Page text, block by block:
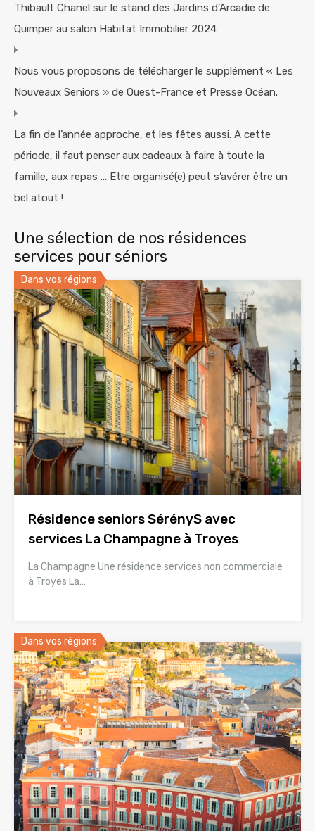
Thibault Chanel sur le stand des Jardins d’Arcadie de
Quimper au salon Habitat Immobilier 2024
Nous vous proposons de télécharger le supplément « Les
Nouveaux Seniors » de Ouest-France et Presse Océan.
La fin de l’année approche, et les fêtes aussi. A cette
période, il faut penser aux cadeaux à faire à toute la
famille, aux repas … Etre organisé(e) peut s’avérer être un
bel atout !
Une sélection de nos résidences
services pour séniors
Dans vos régions
Résidence seniors SérényS avec
services La Champagne à Troyes
La Champagne Une résidence services non commerciale
à Troyes La…
Dans vos régions